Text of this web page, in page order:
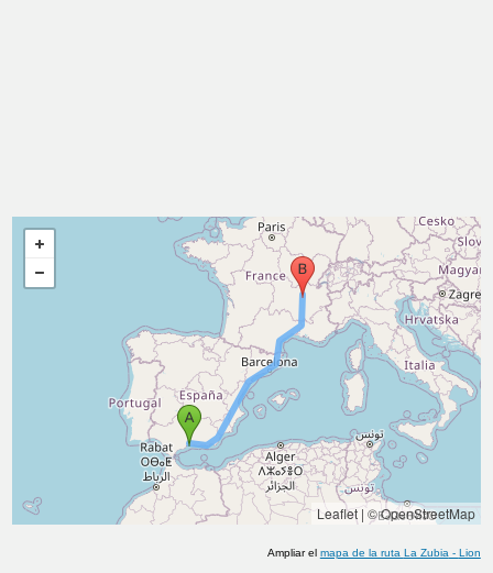
Leaflet|© OpenStreetMap
Ampliar el mapa de la ruta La Zubia - Lion